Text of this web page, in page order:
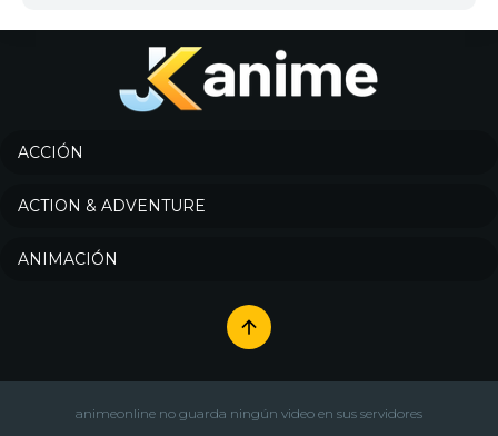
Historico
Josei
Música
Romance
ACCIÓN
ACTION & ADVENTURE
ANIMACIÓN
animeonline no guarda ningún video en sus servidores